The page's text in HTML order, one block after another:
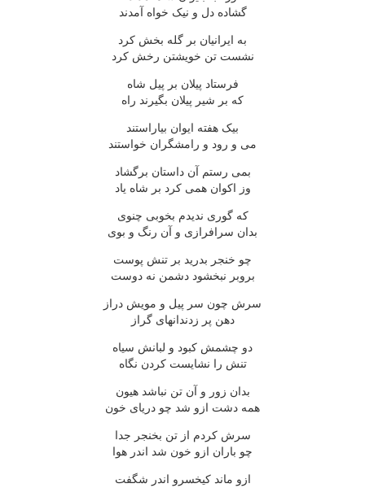
گشاده دل و نیک خواه آمدند
به ایرانیان بر گله بخش کرد
نشست تن خویشتن رخش کرد
فرستاد پیلان بر پیل شاه
که بر شیر پیلان بگیرند راه
بیک هفته ایوان بیاراستند
می و رود و رامشگران خواستند
بمی رستم آن داستان برگشاد
وز اکوان همی کرد بر شاه یاد
که گوری ندیدم بخوبی چنوی
بدان سرافرازی و آن رنگ و بوی
چو خنجر بدرید بر تنش پوست
بروبر نبخشود دشمن نه دوست
سرش چون سر پیل و مویش دراز
دهن پر زدندانهای گراز
دو چشمش کبود و لبانش سیاه
تنش را نشایست کردن نگاه
بدان زور و آن تن نباشد هیون
همه دشت ازو شد چو دریای خون
سرش کردم از تن بخنجر جدا
چو باران ازو خون شد اندر هوا
ازو ماند کیخسرو اندر شگفت